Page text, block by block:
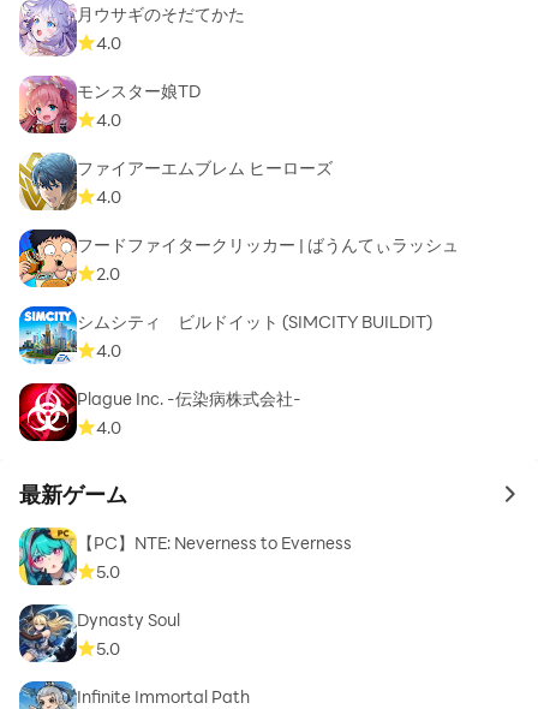
月ウサギのそだてかた
4.0
モンスター娘TD
4.0
ファイアーエムブレム ヒーローズ
4.0
フードファイタークリッカー | ばうんてぃラッシュ
2.0
シムシティ ビルドイット (SIMCITY BUILDIT)
4.0
Plague Inc. -伝染病株式会社-
4.0
最新ゲーム to
【PC】NTE: Neverness to Everness
5.0
Dynasty Soul
5.0
Infinite Immortal Path